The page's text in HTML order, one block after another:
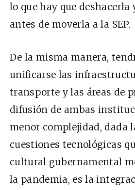
lo que hay que deshacerla
antes de moverla a la SEP.
De la misma manera,
unificarse las
transporte y las áreas de
difusión de ambas
menor complejidad, dada
cuestiones tecnológicas
cultural gubernamental
la pandemia, es la